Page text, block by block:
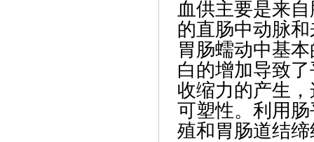
血供主要是来
的直肠中动脉
胃肠蠕动中基
白的增加导致
收缩力的产生
可塑性。利用
殖和胃肠道结